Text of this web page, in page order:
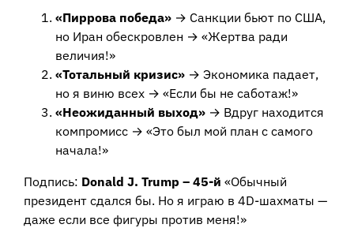
«Пиррова победа»→ Санкции бьют по США,
но Иран обескровлен → «Жертва ради
величия!»
«Тотальный кризис»→ Экономика падает,
но я виню всех → «Если бы не саботаж!»
«Неожиданный выход»→ Вдруг находится
компромисс → «Это был мой план с самого
начала!»
Подпись: Donald J. Trump – 45-й «Обычный
президент сдался бы. Но я играю в 4D-шахматы —
даже если все фигуры против меня!»